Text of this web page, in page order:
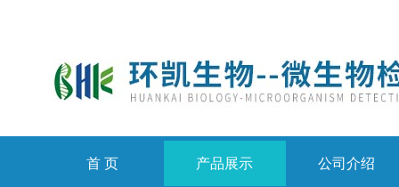
首 页 产品展示 公司介绍